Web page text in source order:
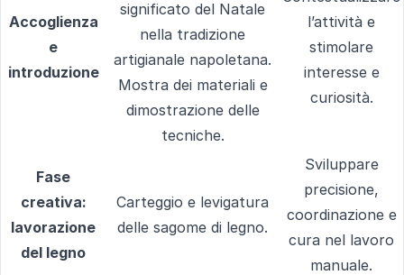
Accoglienza
e
introduzione
significato del Natale
nella tradizione
artigianale napoletana.
Mostra dei materiali e
dimostrazione delle
tecniche.
l’attività e
stimolare
interesse e
curiosità.
Fase
creativa:
lavorazione
del legno
Carteggio e levigatura
delle sagome di legno.
Sviluppare
precisione,
coordinazione e
cura nel lavoro
manuale.